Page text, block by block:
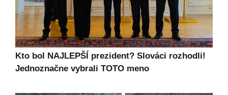
Kto bol NAJLEPŠÍ prezident? Slováci rozhodli!
Jednoznačne vybrali TOTO meno